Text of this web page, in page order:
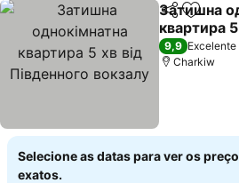
Partilhar
Затишна
квартира 5
Південного
Ver preços
9,9 Excelente
Charkiw
Selecione as datas para ver os
exatos.